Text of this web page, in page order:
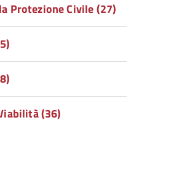
Protezione Civile (27)
(36)